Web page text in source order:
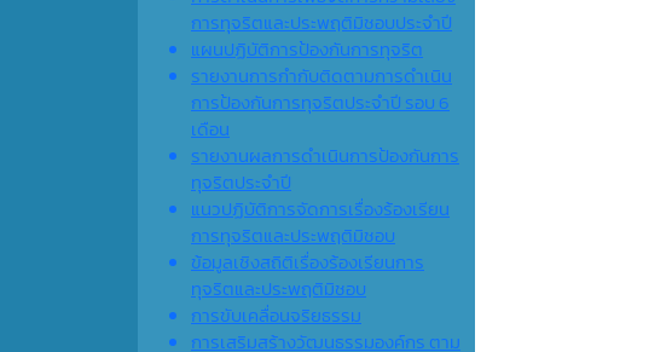
การทุจริตและประพฤติมิชอบประจำปี
แผนปฏิบัติการป้องกันการทุจริต
รายงานการกำกับติดตามการดำเนิน
การป้องกันการทุจริตประจำปี รอบ 6
เดือน
รายงานผลการดำเนินการป้องกันการ
ทุจริตประจำปี
แนวปฏิบัติการจัดการเรื่องร้องเรียน
การทุจริตและประพฤติมิชอบ
ข้อมูลเชิงสถิติเรื่องร้องเรียนการ
ทุจริตและประพฤติมิชอบ
การขับเคลื่อนจริยธรรม
การเสริมสร้างวัฒนธรรมองค์กร ตาม